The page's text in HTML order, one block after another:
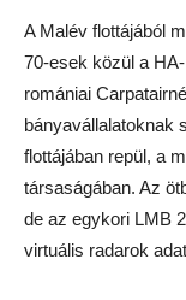
A Malév flottájából
70-esek közül a
romániai
bányavállalatoknak
flottájában repül, a
társaságában. Az
de az egykori LMB
virtuális radarok